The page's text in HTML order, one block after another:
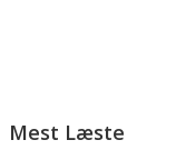
Mest Læste